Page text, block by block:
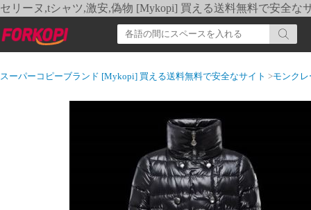
セリーヌ,tシャツ,激安,偽物 [Mykopi] 買える送料無料で安全な
スーパーコピーブランド [Mykopi] 買える送料無料で安全なサイト >モンク